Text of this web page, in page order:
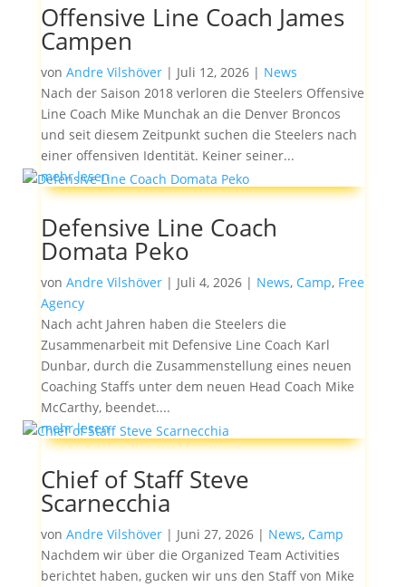
Offensive Line Coach James
Campen
von Andre Vilshöver| Juli 12, 2026| News
Nach der Saison 2018 verloren die Steelers Offensive
Line Coach Mike Munchak an die Denver Broncos
und seit diesem Zeitpunkt suchen die Steelers nach
einer offensiven Identität. Keiner seiner...
mehr lesen
Defensive Line Coach
Domata Peko
von Andre Vilshöver| Juli 4, 2026| News, Camp, Free
Agency
Nach acht Jahren haben die Steelers die
Zusammenarbeit mit Defensive Line Coach Karl
Dunbar, durch die Zusammenstellung eines neuen
Coaching Staffs unter dem neuen Head Coach Mike
McCarthy, beendet....
mehr lesen
Chief of Staff Steve
Scarnecchia
von Andre Vilshöver| Juni 27, 2026| News, Camp
Nachdem wir über die Organized Team Activities
berichtet haben, gucken wir uns den Staff von Mike